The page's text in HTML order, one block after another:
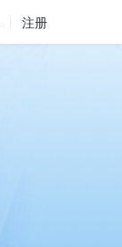
注册